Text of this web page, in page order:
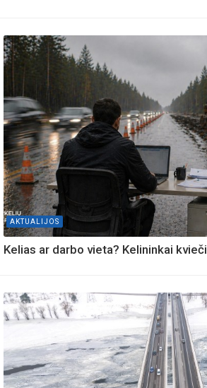
AKTUALIJOS
Kelias ar darbo vieta? Kelininkai